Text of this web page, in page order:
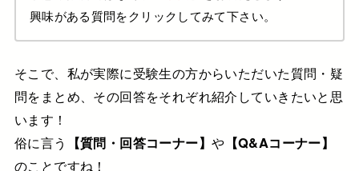
興味がある質問をクリックしてみて下さい。
そこで、私が実際に受験生の方からいただいた質問・疑
問をまとめ、その回答をそれぞれ紹介していきたいと思
います！
俗に言う
【質問・回答コーナー】や 【Q&Aコーナー】
のことですね！